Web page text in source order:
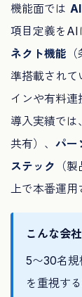
機能面では
項目定義をAI
ネクト機能
準搭載され
インや有料連
導入実績では、
共有）、 パー
ステック （
上で本番運用
こんな会
5〜30名規
を重視す